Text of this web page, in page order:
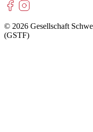
© 2026 Gesellschaft
(GSTF)